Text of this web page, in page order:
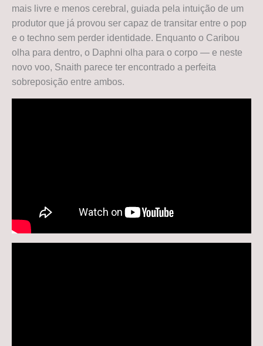
mais livre e menos cerebral, guiada pela intuição de um
produtor que já provou ser capaz de transitar entre o pop
e o techno sem perder identidade. Enquanto o Caribou
olha para dentro, o Daphni olha para o corpo — e neste
novo voo, Snaith parece ter encontrado a perfeita
sobreposição entre ambos.